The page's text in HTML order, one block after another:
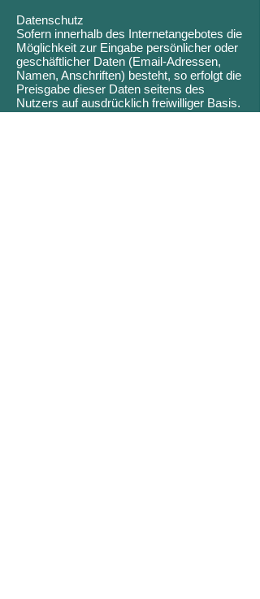
Datenschutz
Sofern innerhalb des Internetangebotes die
Möglichkeit zur Eingabe persönlicher oder
geschäftlicher Daten (Email-Adressen,
Namen, Anschriften) besteht, so erfolgt die
Preisgabe dieser Daten seitens des
Nutzers auf ausdrücklich freiwilliger Basis.
Die Nutzung der im Rahmen des